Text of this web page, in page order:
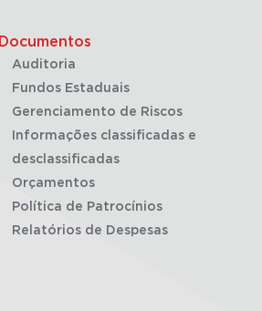
Documentos
Auditoria
Fundos Estaduais
Gerenciamento de Riscos
Informações classificadas e
desclassificadas
Orçamentos
Política de Patrocínios
Relatórios de Despesas